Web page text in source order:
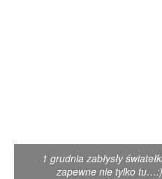
1 grudnia zabłysły
zapewne nie tylko